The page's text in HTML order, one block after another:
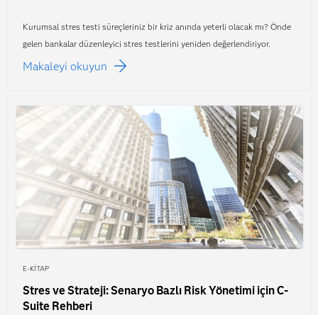
Kurumsal stres testi süreçleriniz bir kriz anında yeterli olacak mı? Önde
gelen bankalar düzenleyici stres testlerini yeniden değerlendiriyor.
Makaleyi okuyun
E-KITAP
Stres ve Strateji: Senaryo Bazlı Risk Yönetimi için C-
Suite Rehberi